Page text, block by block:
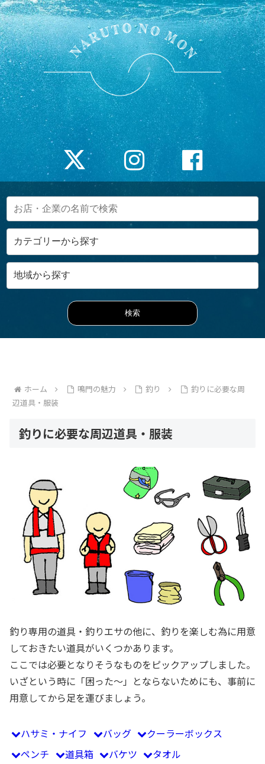
ホーム 鳴門の魅力 釣り
釣りに必要な周
辺道具・服装
釣りに必要な周辺道具・服装
釣り専用の道具・釣りエサの他に、釣りを楽しむ為に用意
しておきたい道具がいくつかあります。
ここでは必要となりそうなものをピックアップしました。
いざという時に「困った～」とならないためにも、事前に
用意してから足を運びましょう。
ハサミ・ナイフ バッグ
クーラーボックス
ペンチ
道具箱 バケツ
タオル